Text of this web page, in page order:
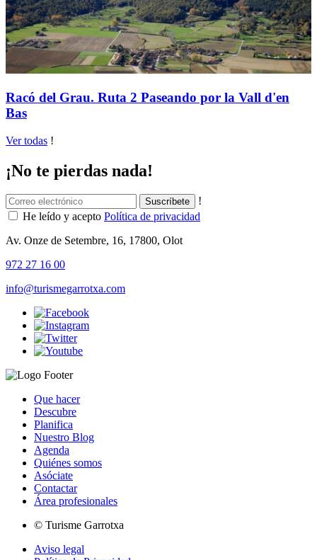
Racó del Grau. Ruta 2 Paseando por la Vall d'en
Bas
Ver todas !
¡No te pierdas nada!
!
He leído y acepto Política de privacidad
Av. Onze de Setembre, 16, 17800, Olot
972 27 16 00
info@turismegarrotxa.com
Que hacer
Descubre
Planifica
Nuestro Blog
Agenda
Quiénes somos
Asóciate
Contactar
Área profesionales
© Turisme Garrotxa
Aviso legal